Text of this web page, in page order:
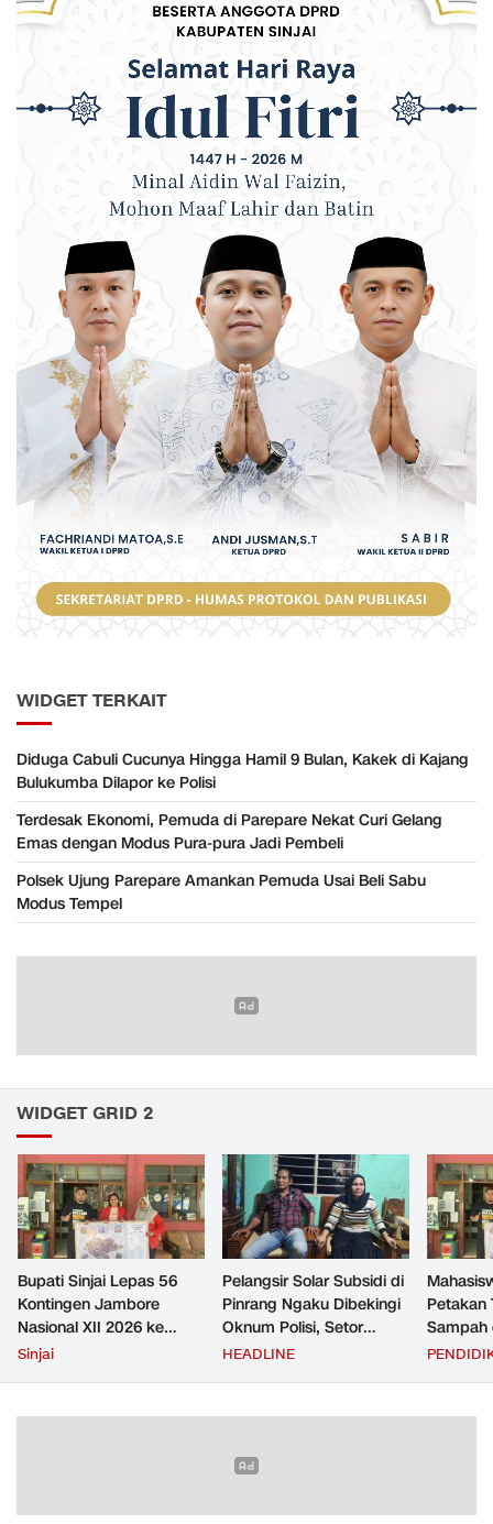
WIDGET TERKAIT
Diduga Cabuli Cucunya Hingga Hamil 9 Bulan, Kakek di Kajang
Bulukumba Dilapor ke Polisi
Terdesak Ekonomi, Pemuda di Parepare Nekat Curi Gelang
Emas dengan Modus Pura-pura Jadi Pembeli
Polsek Ujung Parepare Amankan Pemuda Usai Beli Sabu
Modus Tempel
WIDGET GRID 2
Bupati Sinjai Lepas 56
Kontingen Jambore
Nasional XII 2026 ke
Cibubur
Sinjai
Pelangsir Solar Subsidi di
Pinrang Ngaku Dibekingi
Oknum Polisi, Setor
Rp2,5 Juta Per Bulan Lalu
HEADLINE
Petakan
Sampah
untuk